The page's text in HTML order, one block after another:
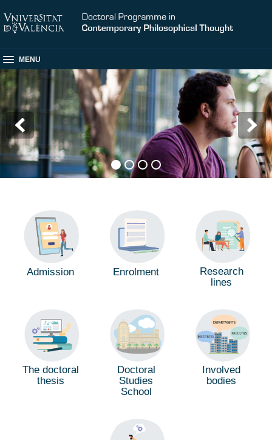
MENU
Admission Enrolment
Research
lines
The doctoral
thesis
Doctoral
Studies
School
Involved
bodies